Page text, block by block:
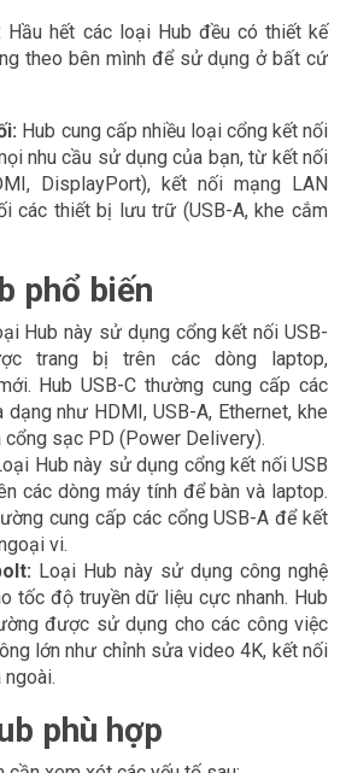
Hầu hết các loại Hub đều có thiết kế
theo bên mình để sử dụng ở bất cứ
Hub cung cấp nhiều loại cổng kết nối
nhu cầu sử dụng của bạn, từ kết nối
DisplayPort), kết nối mạng LAN
các thiết bị lưu trữ (USB-A, khe cắm
phổ biến
Hub này sử dụng cổng kết nối USB-
trang bị trên các dòng laptop,
Hub USB-C thường cung cấp các
như HDMI, USB-A, Ethernet, khe
cổng sạc PD (Power Delivery).
Hub này sử dụng cổng kết nối USB
các dòng máy tính để bàn và laptop.
cung cấp các cổng USB-A để kết
vi.
Loại Hub này sử dụng công nghệ
tốc độ truyền dữ liệu cực nhanh. Hub
được sử dụng cho các công việc
lớn như chỉnh sửa video 4K, kết nối
phù hợp